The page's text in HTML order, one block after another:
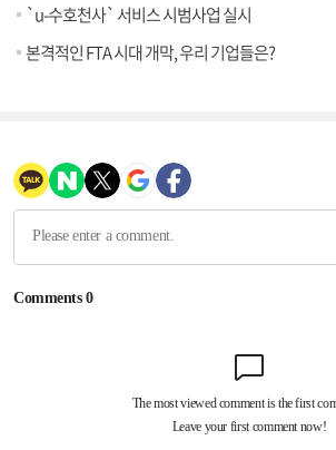
`u-수호천사` 서비스 시범사업 실시
본격적인 FTA 시대 개막, 우리 기업들은?